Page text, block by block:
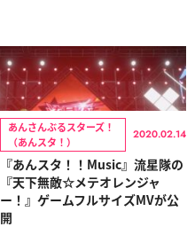
あんさんぶるスターズ！
（あんスタ！）
2020.02.14
『あんスタ！！Music』流星隊の
『天下無敵☆メテオレンジャ
ー！』ゲームフルサイズMVが公
開